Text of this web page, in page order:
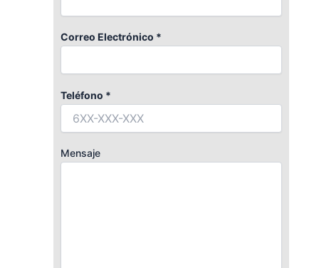
Correo Electrónico *
Teléfono *
Mensaje